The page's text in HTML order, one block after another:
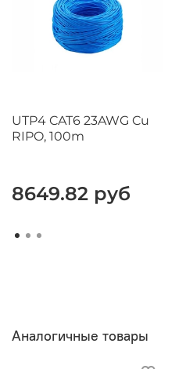
UTP4 CAT6 23AWG Cu
RIPO, 100m
8649.82 руб
Аналогичные товары